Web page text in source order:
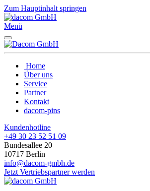
Zum Hauptinhalt springen
Menü
Home
Über uns
Service
Partner
Kontakt
dacom-pins
Kundenhotline
+49 30 23 52 51 09
Bundesallee 20
10717 Berlin
info@dacom-gmbh.de
Jetzt Vertriebspartner werden